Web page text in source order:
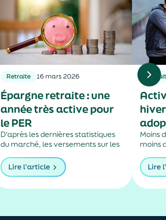
Retraite 16 mars 2026
Épargne retraite : une
année très active pour
le PER
D'après les dernières statistiques
du marché, les versements sur les
assurantiels ont sensiblement
augmenté l’an passé.
Lire l'article
Moins
moins
baisse
Lire